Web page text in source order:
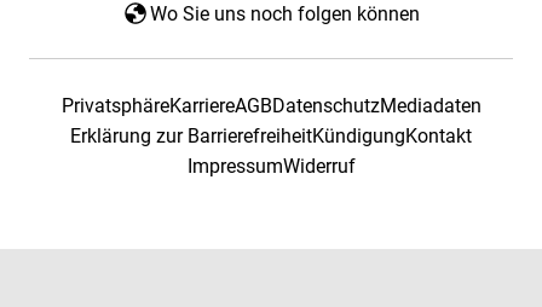
Wo Sie uns noch folgen können
PrivatsphäreKarriereAGBDatenschutzMediadaten
Erklärung zur BarrierefreiheitKündigungKontakt
ImpressumWiderruf